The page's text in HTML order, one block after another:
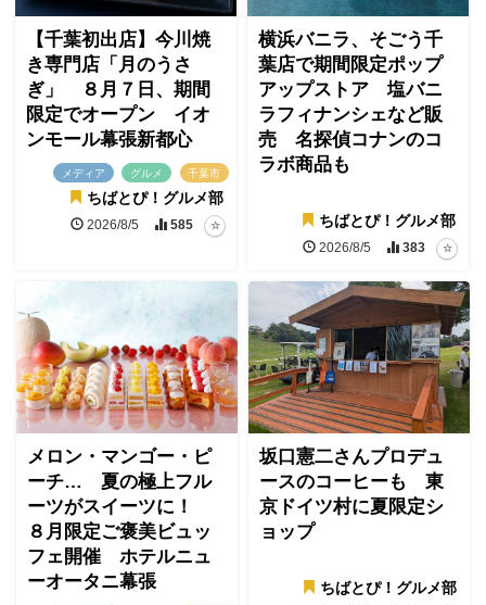
【千葉初出店】今川焼
き専門店「月のうさ
ぎ」 ８月７日、期間
限定でオープン イオ
ンモール幕張新都心
メディア グルメ 千葉市
ちばとぴ！グルメ部
2026/8/5 585
横浜バニラ、そごう千
葉店で期間限定ポップ
アップストア 塩バニ
ラフィナンシェなど販
売 名探偵コナンのコ
ラボ商品も
ちばとぴ！グルメ部
2026/8/5 383
メロン・マンゴー・ピ
ーチ… 夏の極上フル
ーツがスイーツに！
８月限定ご褒美ビュッ
フェ開催 ホテルニュ
ーオータニ幕張
坂口憲二さんプロデュ
ースのコーヒーも 東
京ドイツ村に夏限定シ
ョップ
ちばとぴ！グルメ部